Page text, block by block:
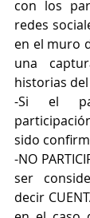
con los
redes
en el muro
una
historias
-Si el
sido
-NO
ser
decir